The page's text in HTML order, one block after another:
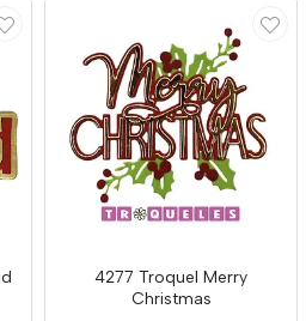
4277 Troquel Merry
Christmas